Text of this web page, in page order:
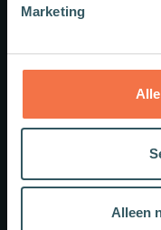
Marketing
Alleen
Nieuwsbrieven
Veelgestelde vragen